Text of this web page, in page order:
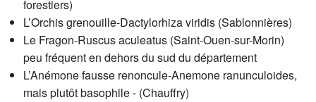
forestiers)
L’Orchis grenouille-Dactylorhiza viridis (Sablonnières)
Le Fragon-Ruscus aculeatus (Saint-Ouen-sur-Morin)
peu fréquent en dehors du sud du département
L’Anémone fausse renoncule-Anemone ranunculoides,
mais plutôt basophile - (Chauffry)